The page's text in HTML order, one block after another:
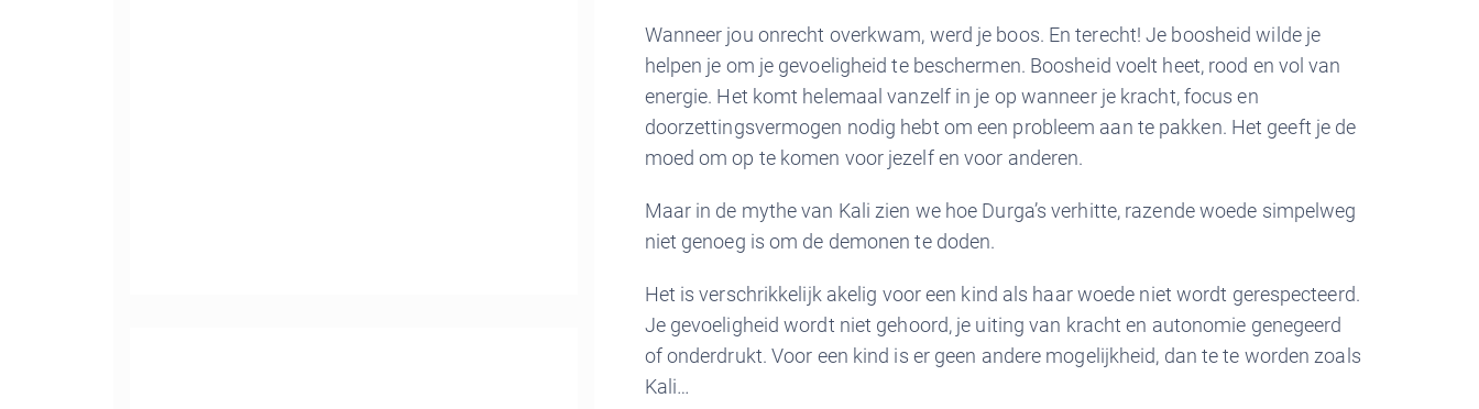
Wanneer jou onrecht overkwam, werd je boos. En terecht! Je boosheid wilde je
helpen je om je gevoeligheid te beschermen. Boosheid voelt heet, rood en vol van
energie. Het komt helemaal vanzelf in je op wanneer je kracht, focus en
doorzettingsvermogen nodig hebt om een probleem aan te pakken. Het geeft je de
moed om op te komen voor jezelf en voor anderen.
Maar in de mythe van Kali zien we hoe Durga’s verhitte, razende woede simpelweg
niet genoeg is om de demonen te doden.
Het is verschrikkelijk akelig voor een kind als haar woede niet wordt gerespecteerd.
Je gevoeligheid wordt niet gehoord, je uiting van kracht en autonomie genegeerd
of onderdrukt. Voor een kind is er geen andere mogelijkheid, dan te te worden zoals
Kali…